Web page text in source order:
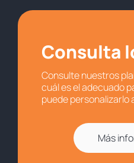
Consulta
Consulte nuestros
cuál es el adecuado
puede personalizarlo
Más